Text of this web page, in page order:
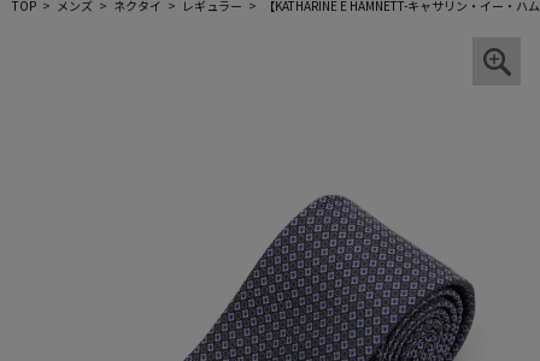
TOP メンズ ネクタイ レギュラー 【KATHARINE E HAMNETT-キャサリン・イー・